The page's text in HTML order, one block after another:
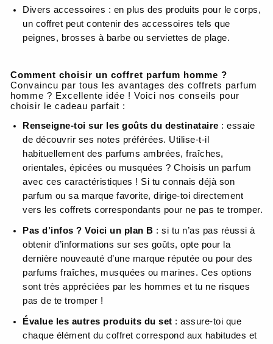
Divers accessoires : en plus des produits pour le corps,
un coffret peut contenir des accessoires tels que
peignes, brosses à barbe ou serviettes de plage.
Comment choisir un coffret parfum homme ?
Convaincu par tous les avantages des coffrets parfum
homme ? Excellente idée ! Voici nos conseils pour
choisir le cadeau parfait :
Renseigne-toi sur les goûts du destinataire : essaie
de découvrir ses notes préférées. Utilise-t-il
habituellement des parfums ambrées, fraîches,
orientales, épicées ou musquées ? Choisis un parfum
avec ces caractéristiques ! Si tu connais déjà son
parfum ou sa marque favorite, dirige-toi directement
vers les coffrets correspondants pour ne pas te tromper.
Pas d’infos ? Voici un plan B : si tu n’as pas réussi à
obtenir d’informations sur ses goûts, opte pour la
dernière nouveauté d’une marque réputée ou pour des
parfums fraîches, musquées ou marines. Ces options
sont très appréciées par les hommes et tu ne risques
pas de te tromper !
Évalue les autres produits du set : assure-toi que
chaque élément du coffret correspond aux habitudes et